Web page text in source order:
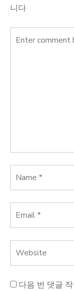
니다
다음 번 댓글